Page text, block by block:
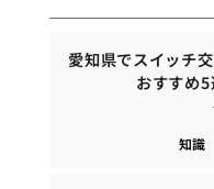
愛知県でスイッチ
おすすめ
知識